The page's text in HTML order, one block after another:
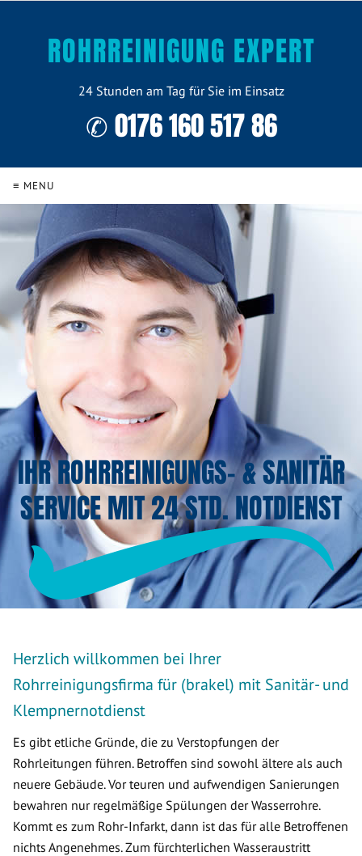
ROHRREINIGUNG EXPERT
24 Stunden am Tag für Sie im Einsatz
✆ 0176 160 517 86
≡ MENU
IHR ROHRREINIGUNGS- & SANITÄR
SERVICE MIT 24 STD. NOTDIENST
Herzlich willkommen bei Ihrer
Rohrreinigungsfirma für (brakel) mit Sanitär- und
Klempnernotdienst
Es gibt etliche Gründe, die zu Verstopfungen der
Rohrleitungen führen. Betroffen sind sowohl ältere als auch
neuere Gebäude. Vor teuren und aufwendigen Sanierungen
bewahren nur regelmäßige Spülungen der Wasserrohre.
Kommt es zum Rohr-Infarkt, dann ist das für alle Betroffenen
nichts Angenehmes. Zum fürchterlichen Wasseraustritt